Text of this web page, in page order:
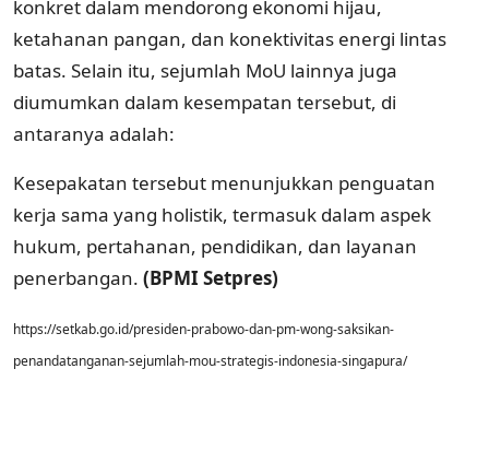
konkret dalam mendorong ekonomi hijau,
ketahanan pangan, dan konektivitas energi lintas
batas. Selain itu, sejumlah MoU lainnya juga
diumumkan dalam kesempatan tersebut, di
antaranya adalah:
Kesepakatan tersebut menunjukkan penguatan
kerja sama yang holistik, termasuk dalam aspek
hukum, pertahanan, pendidikan, dan layanan
penerbangan. (BPMI Setpres)
https://setkab.go.id/presiden-prabowo-dan-pm-wong-saksikan-
penandatanganan-sejumlah-mou-strategis-indonesia-singapura/